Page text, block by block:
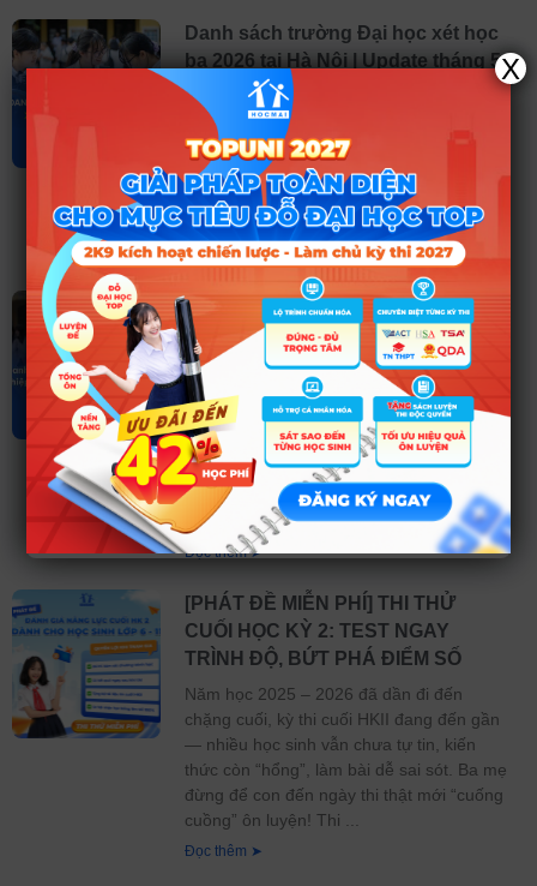
Danh sách trường Đại học xét học
bạ 2026 tại Hà Nội | Update tháng 5
Mùa tuyển sinh 2026 đang bước vào giai
đoạn “nóng” khi hàng loạt trường đại học
tại Hà Nội đã công bố đề án tuyển sinh với
nhiều phương thức đa dạng. Trong đó, xét
học bạ tiếp tục là lựa chọn được nhiều
học sinh quan tâm nhờ giúp
Đọc thêm ➤
Danh sách thí sinh được miễn thi
tốt nghiệp THPT 2026: “Tấm vé
vàng” vào thẳng đại học
Trong bối cảnh kỳ thi tốt nghiệp THPT
năm 2026 đang đến gần với nhiều sự thay
đổi về quy chế và hình thức, thông tin về
nhóm học sinh được miễn thi luôn nhận
được sự quan tâm đặc biệt từ dư luận.
Mới đây, Bộ Giáo dục và
Đọc thêm ➤
[PHÁT ĐỀ MIỄN PHÍ] THI THỬ
CUỐI HỌC KỲ 2: TEST NGAY
TRÌNH ĐỘ, BỨT PHÁ ĐIỂM SỐ
Năm học 2025 – 2026 đã dần đi đến
chặng cuối, kỳ thi cuối HKII đang đến gần
— nhiều học sinh vẫn chưa tự tin, kiến
thức còn “hổng”, làm bài dễ sai sót. Ba mẹ
đừng để con đến ngày thi thật mới “cuống
cuồng” ôn luyện! Thi
Đọc thêm ➤
X